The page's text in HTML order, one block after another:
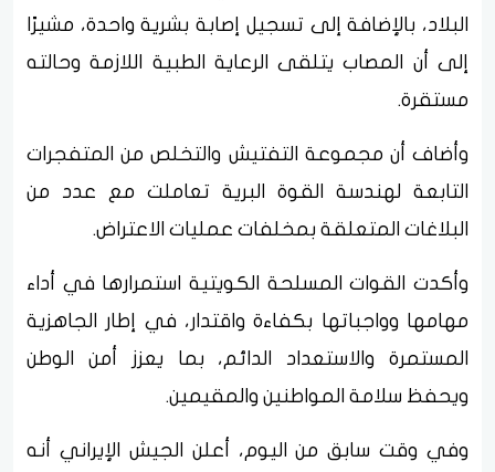
البلاد، بالإضافة إلى تسجيل إصابة بشرية واحدة، مشيرًا
إلى أن المصاب يتلقى الرعاية الطبية اللازمة وحالته
مستقرة.
وأضاف أن مجموعة التفتيش والتخلص من المتفجرات
التابعة لهندسة القوة البرية تعاملت مع عدد من
البلاغات المتعلقة بمخلفات عمليات الاعتراض.
وأكدت القوات المسلحة الكويتية استمرارها في أداء
مهامها وواجباتها بكفاءة واقتدار، في إطار الجاهزية
المستمرة والاستعداد الدائم، بما يعزز أمن الوطن
ويحفظ سلامة المواطنين والمقيمين.
وفي وقت سابق من اليوم، أعلن الجيش الإيراني أنه